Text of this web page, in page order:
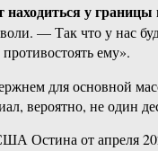
находиться у
— Так что у нас
ему».
для основной
вероятно, не один
Остина от апреля